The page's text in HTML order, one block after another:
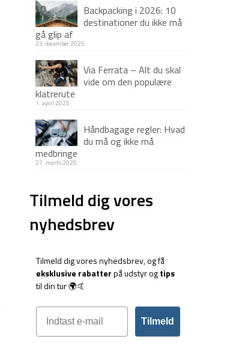
Backpacking i 2026: 10
destinationer du ikke må
gå glip af
23. december 2025
Via Ferrata – Alt du skal
vide om den populære
klatrerute
1. april 2025
Håndbagage regler: Hvad
du må og ikke må
medbringe
27. marts 2025
Tilmeld dig vores
nyhedsbrev
Tilmeld dig vores nyhedsbrev, og få
eksklusive rabatterpå udstyr ogtips
til din tur 🌍🤙
Tilmeld